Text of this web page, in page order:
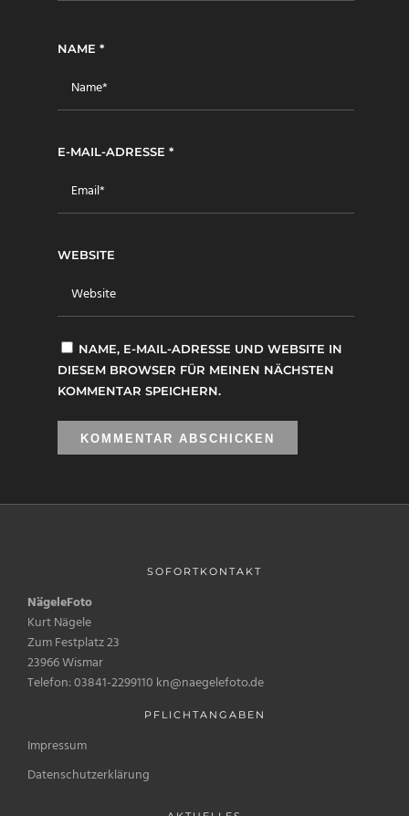
NAME *
E-MAIL-ADRESSE *
WEBSITE
NAME, E-MAIL-ADRESSE UND WEBSITE IN
DIESEM BROWSER FÜR MEINEN NÄCHSTEN
KOMMENTAR SPEICHERN.
SOFORTKONTAKT
NägeleFoto
Kurt Nägele
Zum Festplatz 23
23966 Wismar
Telefon: 03841-2299110 kn@naegelefoto.de
PFLICHTANGABEN
Impressum
Datenschutzerklärung